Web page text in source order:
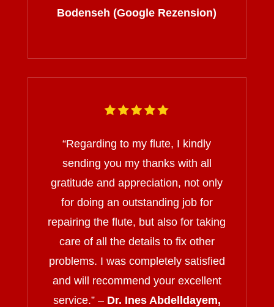
Bodenseh (Google Rezension)
“Regarding to my flute, I kindly
sending you my thanks with all
gratitude and appreciation, not only
for doing an outstanding job for
repairing the flute, but also for taking
care of all the details to fix other
problems. I was completely satisfied
and will recommend your excellent
service.” – Dr. Ines Abdelldayem,